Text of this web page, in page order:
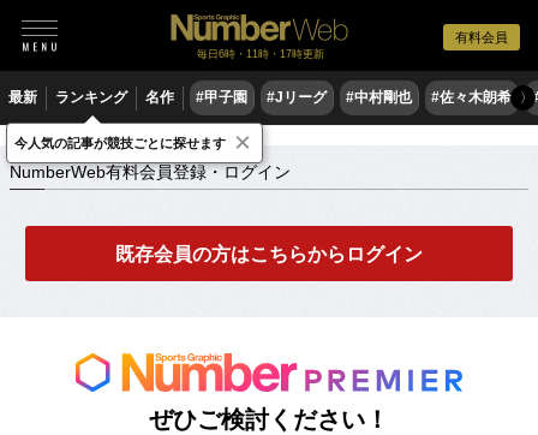
有料会員
毎日6時・11時・17時更新
最新 ランキング 名作 #甲子園 #Jリーグ #中村剛也 #佐々木朗希 〉
NumberWeb有料会員登録・ログイン
NumberWeb有料会員登録・ログイン
既存会員の方はこちらからログイン
ぜひご検討ください！
今人気の記事が競技ごとに探せます ×